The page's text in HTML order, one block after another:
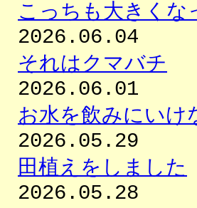
こっちも大きくな
2026.06.04
それはクマバチ
2026.06.01
お水を飲みにいけ
2026.05.29
田植えをしました
2026.05.28